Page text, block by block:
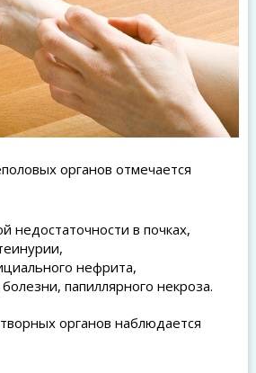
органов отмечается
недостаточности в почках,
нефрита,
папиллярного некроза.
органов наблюдается